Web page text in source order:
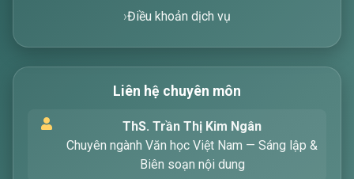
tìm kiếm các bài viết về văn học. Hãy nhập từ
khóa mà bạn quan tâm, tôi sẽ giúp bạn ngay
Chính sách bảo mật
Liên hệ chuyên môn
ThS. Trần Thị Kim Ngân